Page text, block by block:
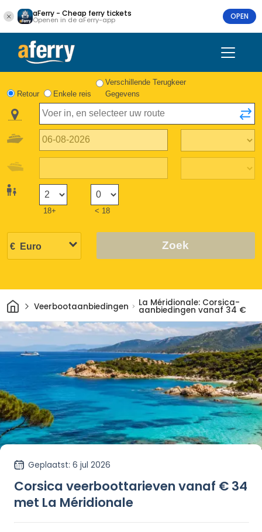
aFerry - Cheap ferry tickets
Openen in de aFerry-app OPEN
Retour Enkele reis
Verschillende Terugkeer
Gegevens
18+ < 18
Zoek
ThuisVeerbootaanbiedingen La Méridionale: Corsica-
aanbiedingen vanaf 34 €
Geplaatst: 6 jul 2026
Corsica veerboottarieven vanaf € 34
met La Méridionale